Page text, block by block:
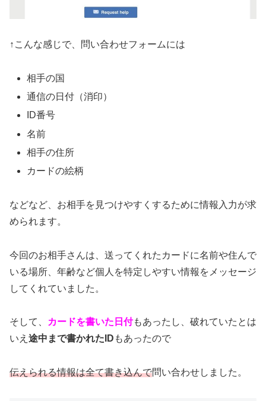
↑こんな感じで、問い合わせフォームには
相手の国
通信の日付（消印）
ID番号
名前
相手の住所
カードの絵柄
などなど、お相手を見つけやすくするために情報入力が求
められます。
今回のお相手さんは、送ってくれたカードに名前や住んで
いる場所、年齢など個人を特定しやすい情報をメッセージ
してくれていました。
そして、 カードを書いた日付もあったし、破れていたとは
いえ 途中まで書かれたID もあったので
伝えられる情報は全て書き込んで問い合わせしました。